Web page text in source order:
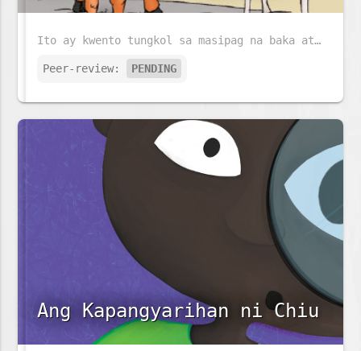
Ito ay kwento tungkol sa masipag na baka at matalinong Asno.
Peer-review: PENDING
Ang Kapangyarihan ni Chiu